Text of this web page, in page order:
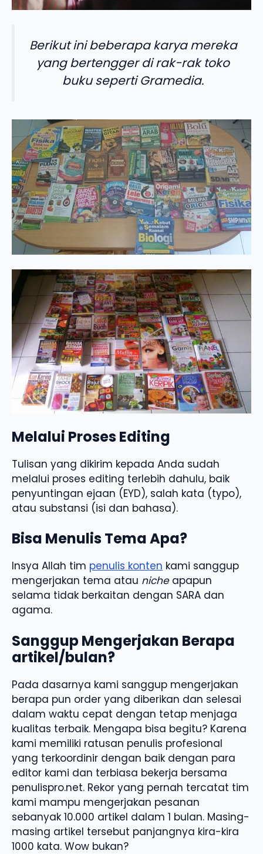
Berikut ini beberapa karya mereka
yang bertengger di rak-rak toko
buku seperti Gramedia.
Melalui Proses Editing
Tulisan yang dikirim kepada Anda sudah
melalui proses editing terlebih dahulu, baik
penyuntingan ejaan (EYD), salah kata (typo),
atau substansi (isi dan bahasa).
Bisa Menulis Tema Apa?
Insya Allah tim penulis konten kami sanggup
mengerjakan tema atau nicheapapun
selama tidak berkaitan dengan SARA dan
agama.
Sanggup Mengerjakan Berapa
artikel/bulan?
Pada dasarnya kami sanggup mengerjakan
berapa pun order yang diberikan dan selesai
dalam waktu cepat dengan tetap menjaga
kualitas terbaik. Mengapa bisa begitu? Karena
kami memiliki ratusan penulis profesional
yang terkoordinir dengan baik dengan para
editor kami dan terbiasa bekerja bersama
penulispro.net. Rekor yang pernah tercatat tim
kami mampu mengerjakan pesanan
sebanyak 10.000 artikel dalam 1 bulan. Masing-
masing artikel tersebut panjangnya kira-kira
1000 kata. Wow bukan?